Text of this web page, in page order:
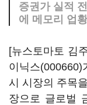
증권가 실적
에 메모리 업
[뉴스토마토 김
이닉스(000660)
시 시장의 주목
장으로 글로벌